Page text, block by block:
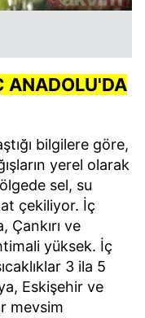
ANADOLU'DA
bilgilere göre,
yerel olarak
sel, su
çekiliyor. İç
Çankırı ve
yüksek. İç
3 ila 5
Eskişehir ve
mevsim